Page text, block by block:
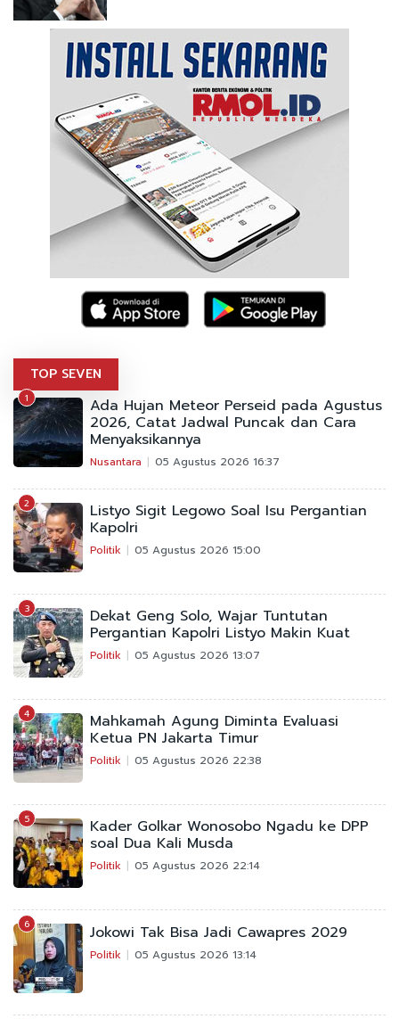
TOP SEVEN
1 Ada Hujan Meteor Perseid pada Agustus
2026, Catat Jadwal Puncak dan Cara
Menyaksikannya
Nusantara 05 Agustus 2026 16:37
2 Listyo Sigit Legowo Soal Isu Pergantian
Kapolri
Politik 05 Agustus 2026 15:00
3 Dekat Geng Solo, Wajar Tuntutan
Pergantian Kapolri Listyo Makin Kuat
Politik 05 Agustus 2026 13:07
4 Mahkamah Agung Diminta Evaluasi
Ketua PN Jakarta Timur
Politik 05 Agustus 2026 22:38
5 Kader Golkar Wonosobo Ngadu ke DPP
soal Dua Kali Musda
Politik 05 Agustus 2026 22:14
6 Jokowi Tak Bisa Jadi Cawapres 2029
Politik 05 Agustus 2026 13:14